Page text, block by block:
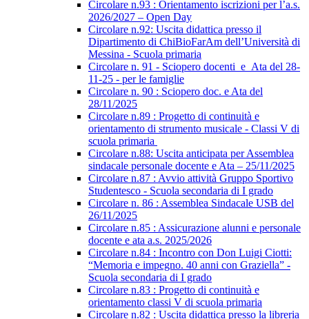
Circolare n.93 : Orientamento iscrizioni per l’a.s.
2026/2027 – Open Day
Circolare n.92: Uscita didattica presso il
Dipartimento di ChiBioFarAm dell’Università di
Messina - Scuola primaria
Circolare n. 91 - Sciopero docenti_e_Ata del 28-
11-25 - per le famiglie
Circolare n. 90 : Sciopero doc. e Ata del
28/11/2025
Circolare n.89 : Progetto di continuità e
orientamento di strumento musicale - Classi V di
scuola primaria
Circolare n.88: Uscita anticipata per Assemblea
sindacale personale docente e Ata – 25/11/2025
Circolare n.87 : Avvio attività Gruppo Sportivo
Studentesco - Scuola secondaria di I grado
Circolare n. 86 : Assemblea Sindacale USB del
26/11/2025
Circolare n.85 : Assicurazione alunni e personale
docente e ata a.s. 2025/2026
Circolare n.84 : Incontro con Don Luigi Ciotti:
“Memoria e impegno. 40 anni con Graziella” -
Scuola secondaria di I grado
Circolare n.83 : Progetto di continuità e
orientamento classi V di scuola primaria
Circolare n.82 : Uscita didattica presso la libreria